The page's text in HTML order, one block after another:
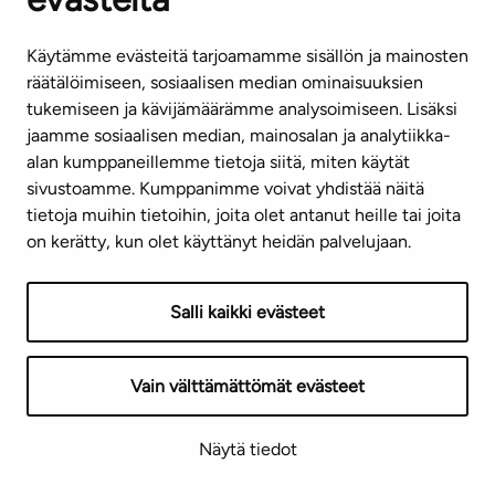
Käytämme evästeitä tarjoamamme sisällön ja mainosten
räätälöimiseen, sosiaalisen median ominaisuuksien
tukemiseen ja kävijämäärämme analysoimiseen. Lisäksi
jaamme sosiaalisen median, mainosalan ja analytiikka-
alan kumppaneillemme tietoja siitä, miten käytät
sivustoamme. Kumppanimme voivat yhdistää näitä
tietoja muihin tietoihin, joita olet antanut heille tai joita
on kerätty, kun olet käyttänyt heidän palvelujaan.
Salli kaikki evästeet
Vain välttämättömät evästeet
Näytä tiedot